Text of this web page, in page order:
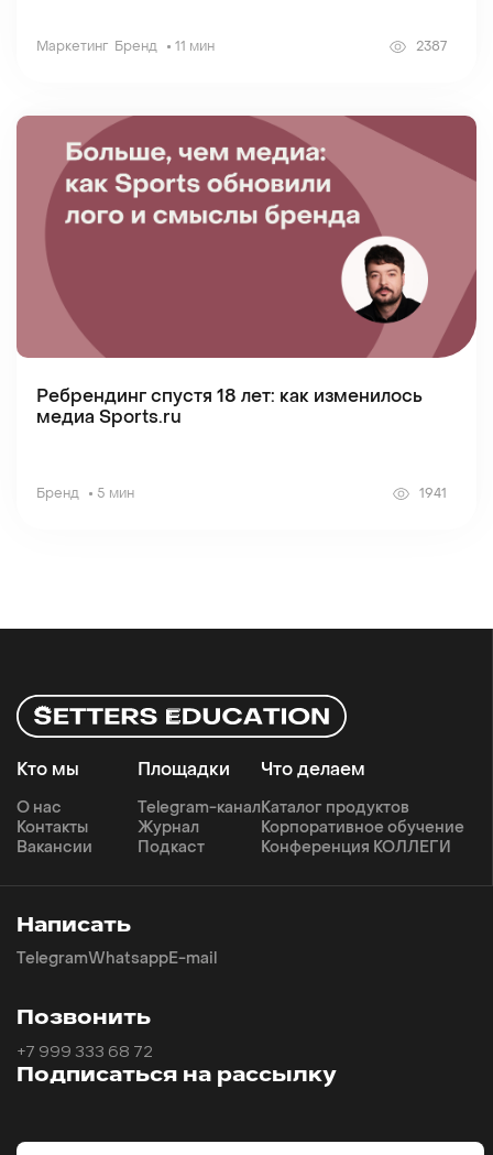
Маркетинг Бренд 11 мин 2387
Ребрендинг спустя 18 лет: как изменилось
медиа Sports.ru
Бренд 5 мин 1941
Кто мы
О нас
Контакты
Вакансии
Что делаем
Каталог продуктов
Корпоративное обучение
Конференция КОЛЛЕГИ
Площадки
Telegram-канал
Журнал
Подкаст
Подписаться на рассылку
Email
Написать
TelegramWhatsapp E-mail
Позвонить
+7 999 333 68 72